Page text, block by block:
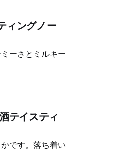
ィングノー
ーさとミルキー
テイスティ
です。落ち着い